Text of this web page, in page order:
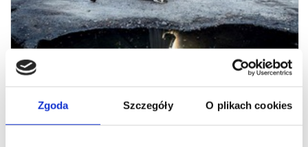
Zgoda Szczegóły O plikach cookies